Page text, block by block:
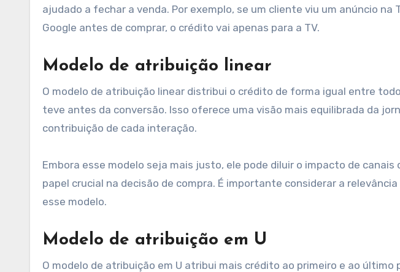
ajudado a fechar a venda. Por exemplo, se um cliente viu um anúncio na
Google antes de comprar, o crédito vai apenas para a TV.
Modelo de atribuição linear
O modelo de atribuição linear distribui o crédito de forma igual entre
teve antes da conversão. Isso oferece uma visão mais equilibrada da
contribuição de cada interação.
Embora esse modelo seja mais justo, ele pode diluir o impacto de
papel crucial na decisão de compra. É importante considerar a
esse modelo.
Modelo de atribuição em U
O modelo de atribuição em U atribui mais crédito ao primeiro e ao